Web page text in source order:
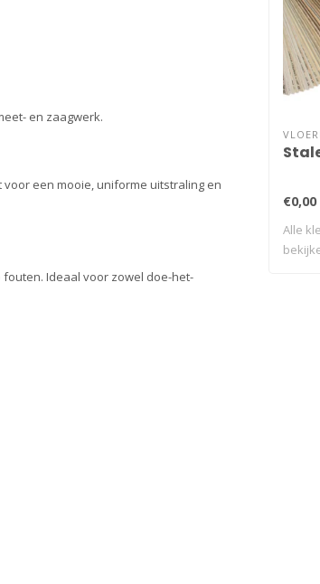
en zaagwerk.
een mooie, uniforme uitstraling en
Ideaal voor zowel doe-het-
€0,00
Alle